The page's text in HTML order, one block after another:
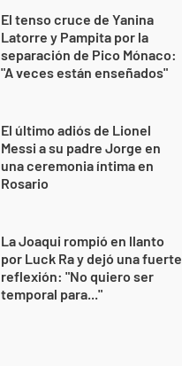
El tenso cruce de Yanina
Latorre y Pampita por la
separación de Pico Mónaco:
"A veces están enseñados"
El último adiós de Lionel
Messi a su padre Jorge en
una ceremonia íntima en
Rosario
La Joaqui rompió en llanto
por Luck Ra y dejó una fuerte
reflexión: "No quiero ser
temporal para..."